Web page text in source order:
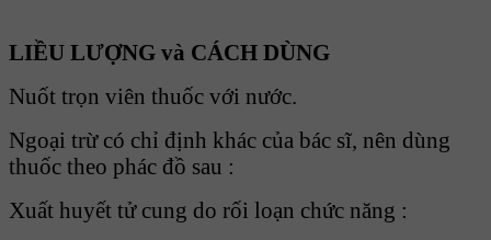
LIỀU LƯỢNG và CÁCH DÙNG
Nuốt trọn viên thuốc với nước.
Ngoại trừ có chỉ định khác của bác sĩ, nên dùng
thuốc theo phác đồ sau :
Xuất huyết tử cung do rối loạn chức năng :